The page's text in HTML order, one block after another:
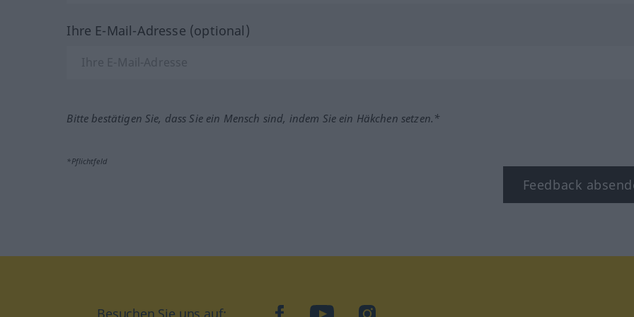
Ihre E-Mail-Adresse (optional)
Bitte bestätigen Sie, dass Sie ein Mensch sind, indem Sie ein Häkchen setzen.*
*Pflichtfeld
Feedback
facebookYouTubeInstagram